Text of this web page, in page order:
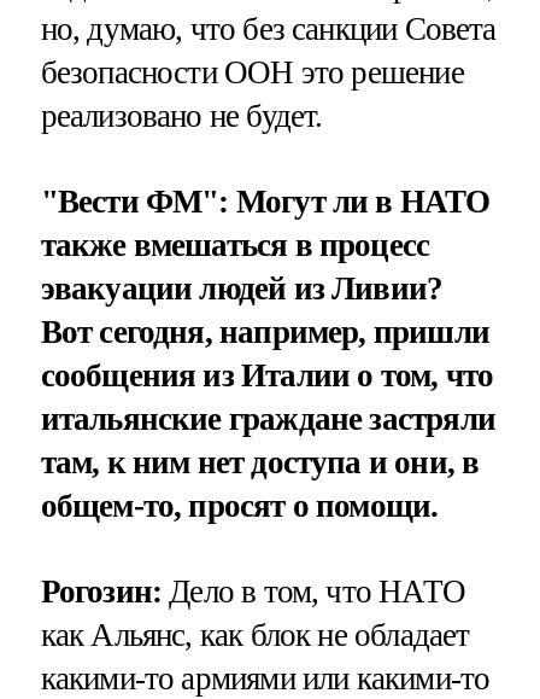
но, думаю, что без санкции Совета
безопасности ООН это решение
реализовано не будет.
"Вести ФМ": Могут ли в НАТО
также вмешаться в процесс
эвакуации людей из Ливии?
Вот сегодня, например, пришли
сообщения из Италии о том, что
итальянские граждане застряли
там, к ним нет доступа и они, в
общем-то, просят о помощи.
Рогозин: Дело в том, что НАТО
как Альянс, как блок не обладает
какими-то армиями или какими-то